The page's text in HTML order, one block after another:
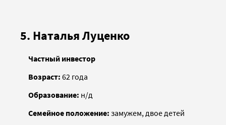
5. Наталья Луценко
Частный инвестор
Возраст: 62 года
Образование: н/д
Семейное положение: замужем, двое детей